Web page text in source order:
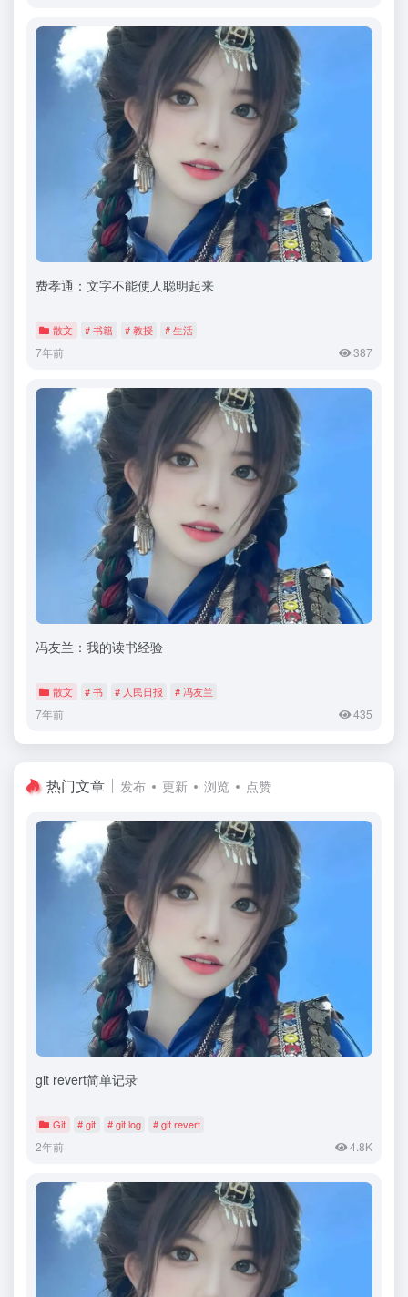
费孝通：文字不能使人聪明起来
散文 # 书籍 # 教授 # 生活
7年前 387
冯友兰：我的读书经验
散文 # 书 # 人民日报 # 冯友兰
7年前 435
热门文章 发布 更新 浏览 点赞
git revert简单记录
Git # git # git log # git revert
2年前 4.8K